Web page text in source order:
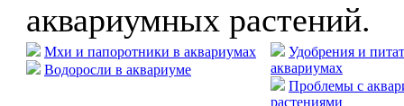
аквариумных растений.
Мхи и папоротники в аквариумах
Водоросли в аквариуме
Удобрения и
аквариумах
Проблемы с
растениями